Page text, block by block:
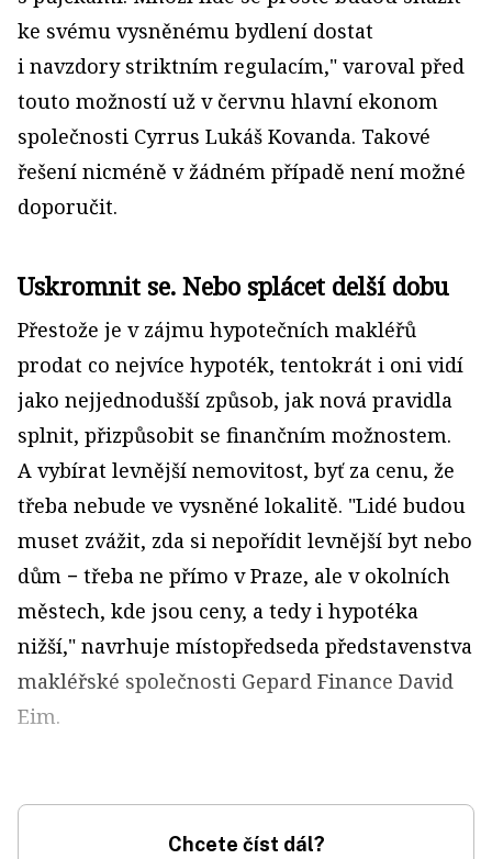
ke svému vysněnému bydlení dostat
i navzdory striktním regulacím," varoval před
touto možností už v červnu hlavní ekonom
společnosti Cyrrus Lukáš Kovanda. Takové
řešení nicméně v žádném případě není možné
doporučit.
Uskromnit se. Nebo splácet delší dobu
Přestože je v zájmu hypotečních makléřů
prodat co nejvíce hypoték, tentokrát i oni vidí
jako nejjednodušší způsob, jak nová pravidla
splnit, přizpůsobit se finančním možnostem.
A vybírat levnější nemovitost, byť za cenu, že
třeba nebude ve vysněné lokalitě. "Lidé budou
muset zvážit, zda si nepořídit levnější byt nebo
dům − třeba ne přímo v Praze, ale v okolních
městech, kde jsou ceny, a tedy i hypotéka
nižší," navrhuje místopředseda představenstva
makléřské společnosti Gepard Finance David
Eim.
Chcete číst dál?